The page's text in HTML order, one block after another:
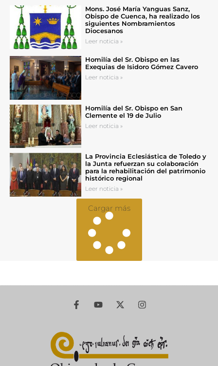
Mons. José María Yanguas Sanz,
Obispo de Cuenca, ha realizado los
siguientes Nombramientos
Diocesanos
Leer noticia »
Homilía del Sr. Obispo en las
Exequias de Isidoro Gómez Cavero
Leer noticia »
Homilía del Sr. Obispo en San
Clemente el 19 de Julio
Leer noticia »
La Provincia Eclesiástica de Toledo y
la Junta refuerzan su colaboración
para la rehabilitación del patrimonio
histórico regional
Leer noticia »
Cargar más